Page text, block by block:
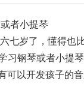
者小提琴
七岁了，懂得也
习钢琴或者小提
可以开发孩子的音